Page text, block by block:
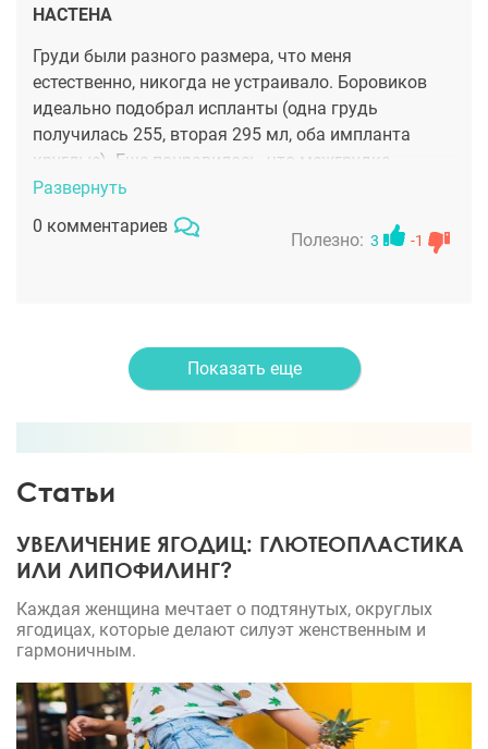
НАСТЕНА
Груди были разного размера, что меня
естественно, никогда не устраивало. Боровиков
идеально подобрал испланты (одна грудь
получилась 255, вторая 295 мл, оба импланта
круглые). Еще понравилось, что межгрудка
получилась аккуратной, не слишком близко груди
расположены, но и не слишком далеко, все
естественно, как надо! Теперь размер по белью -
Развернуть
0 комментариев
Полезно: 3 -1
Показать еще
Статьи
УВЕЛИЧЕНИЕ ЯГОДИЦ: ГЛЮТЕОПЛАСТИКА
ИЛИ ЛИПОФИЛИНГ?
Каждая женщина мечтает о подтянутых, округлых
ягодицах, которые делают силуэт женственным и
гармоничным.